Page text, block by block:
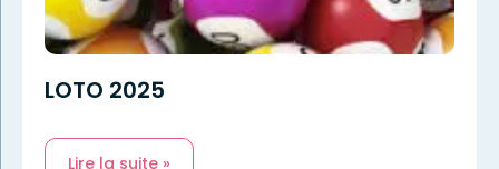
LOTO 2025
Lire la suite »